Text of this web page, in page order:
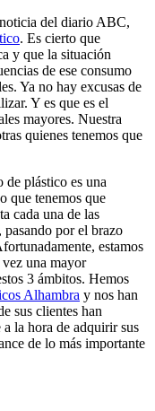
del diario ABC,
. Es cierto que
y que la situación
de ese consumo
Ya no hay excusas de
Y es que es el
mayores. Nuestra
quienes tenemos que
plástico es una
que tenemos que
cada una de las
pasando por el brazo
estamos
una mayor
3 ámbitos. Hemos
Alhambra y nos han
sus clientes han
la hora de adquirir sus
de lo más importante